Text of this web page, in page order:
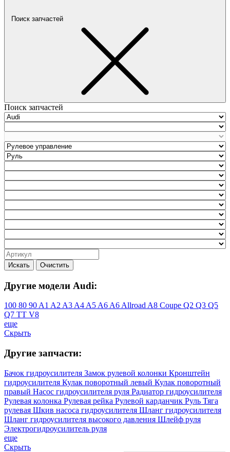
Поиск запчастей
Поиск запчастей
Искать Очистить
Другие модели Audi:
100 80 90 A1 A2 A3 A4 A5 A6 A6 Allroad A8 Coupe Q2 Q3 Q5
Q7 TT V8
еще
Скрыть
Другие запчасти:
Бачок гидроусилителя Замок рулевой колонки Кронштейн
гидроусилителя Кулак поворотный левый Кулак поворотный
правый Насос гидроусилителя руля Радиатор гидроусилителя
Рулевая колонка Рулевая рейка Рулевой карданчик Руль Тяга
рулевая Шкив насоса гидроусилителя Шланг гидроусилителя
Шланг гидроусилителя высокого давления Шлейф руля
Электрогидроусилитель руля
еще
Скрыть